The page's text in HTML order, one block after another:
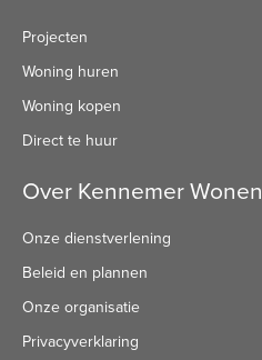
Projecten
Woning huren
Woning kopen
Direct te huur
Over Kennemer Wonen
Onze dienstverlening
Beleid en plannen
Onze organisatie
Privacyverklaring